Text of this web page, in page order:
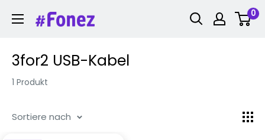
Inhalt
Fonez 0
3for2 USB-Kabel
1 Produkt
Sortiere nach